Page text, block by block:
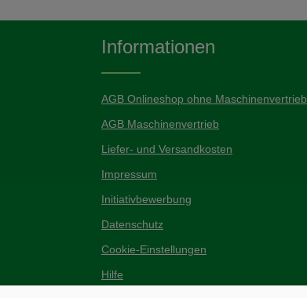
Informationen
AGB Onlineshop ohne Maschinenvertrieb
AGB Maschinenvertrieb
Liefer- und Versandkosten
Impressum
Initiativbewerbung
Datenschutz
Cookie-Einstellungen
Hilfe